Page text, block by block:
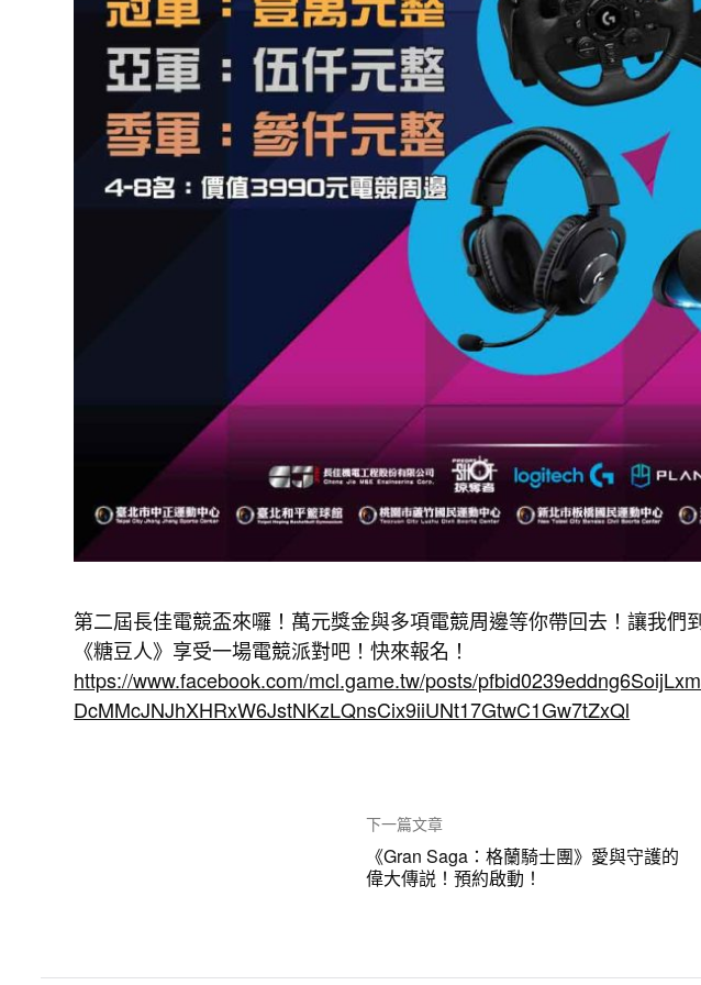
第二屆長佳電競盃來囉！萬元獎金與多項電競周邊等你帶回去！讓我們
《糖豆人》享受一場電競派對吧！快來報名！
https://www.facebook.com/mcl.game.tw/posts/
DcMMcJNJhXHRxW6JstNKzLQnsCix9iiUNt17GtwC1Gw7tZxQl
下一篇文章
《Gran Saga：格蘭騎士團》愛與守護的
偉大傳説！預約啟動！